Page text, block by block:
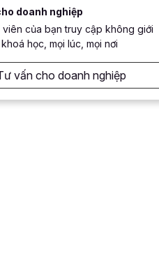
doanh nghiệp
viên của bạn truy cập không giới
học, mọi lúc, mọi nơi
vấn cho doanh nghiệp